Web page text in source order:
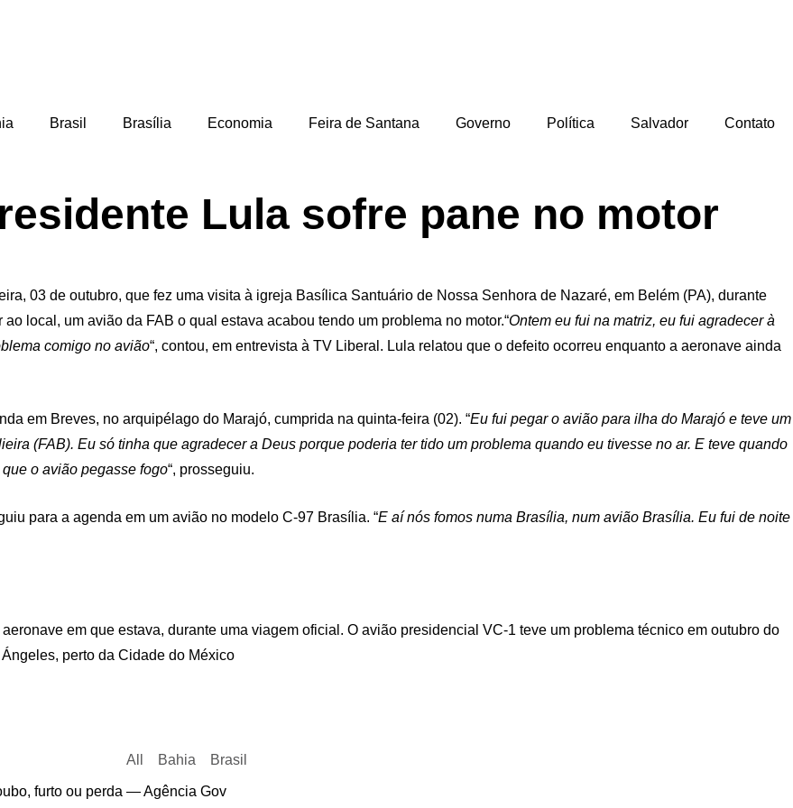
Brasil Brasília Economia Feira de Santana Governo Política Salvador Contato
Lula sofre pane no motor
03 de outubro, que fez uma visita à igreja Basílica Santuário de Nossa Senhora de Nazaré, em Belém (PA), durante
local, um avião da FAB o qual estava acabou tendo um problema no motor.“Ontem eu fui na matriz, eu fui agradecer à
comigo no avião“, contou, em entrevista à TV Liberal. Lula relatou que o defeito ocorreu enquanto a aeronave ainda
em Breves, no arquipélago do Marajó, cumprida na quinta-feira (02). “Eu fui pegar o avião para ilha do Marajó e teve um
(FAB). Eu só tinha que agradecer a Deus porque poderia ter tido um problema quando eu tivesse no ar. E teve quando
o avião pegasse fogo“, prosseguiu.
para a agenda em um avião no modelo C-97 Brasília. “E aí nós fomos numa Brasília, num avião Brasília. Eu fui de noite
em que estava, durante uma viagem oficial. O avião presidencial VC-1 teve um problema técnico em outubro do
perto da Cidade do México
All Bahia Brasil